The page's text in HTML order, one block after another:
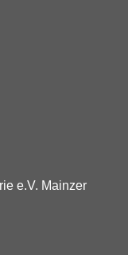
e.V. Mainzer